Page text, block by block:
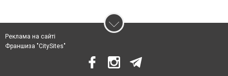
Реклама на сайті
Франшиза "CitySites"